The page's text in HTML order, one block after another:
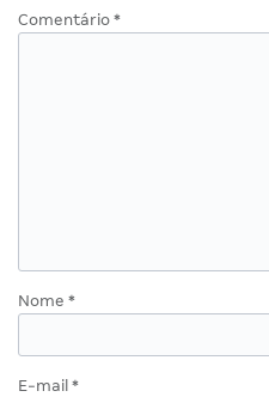
Comentário *
Nome *
E-mail *